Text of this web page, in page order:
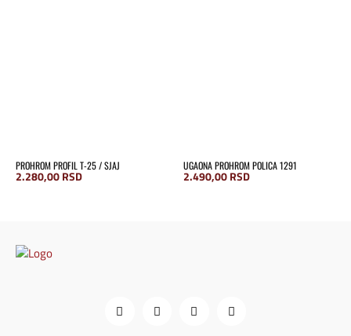
PROHROM PROFIL T-25 / SJAJ
2.280,00RSD
UGAONA PROHROM POLICA 1291
2.490,00RSD